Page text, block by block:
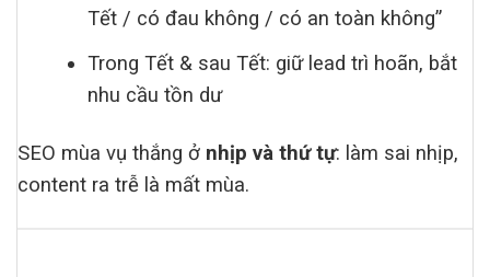
Tết / có đau không / có an toàn không”
Trong Tết & sau Tết: giữ lead trì hoãn, bắt
nhu cầu tồn dư
SEO mùa vụ thắng ở nhịp và thứ tự: làm sai nhịp,
content ra trễ là mất mùa.